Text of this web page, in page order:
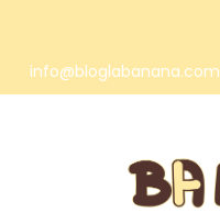
info@bloglabanana.com